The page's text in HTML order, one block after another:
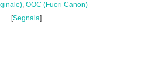
, OOC (Fuori Canon)
[Segnala]